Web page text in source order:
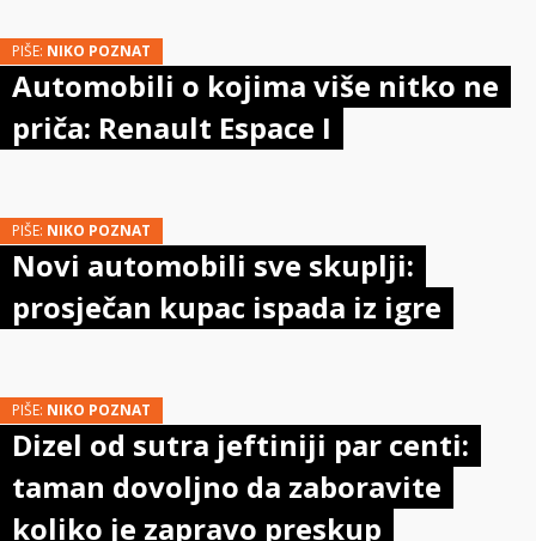
PIŠE: NIKO POZNAT
Automobili o kojima više nitko ne
priča: Renault Espace I
PIŠE: NIKO POZNAT
Novi automobili sve skuplji:
prosječan kupac ispada iz igre
PIŠE: NIKO POZNAT
Dizel od sutra jeftiniji par centi:
taman dovoljno da zaboravite
koliko je zapravo preskup